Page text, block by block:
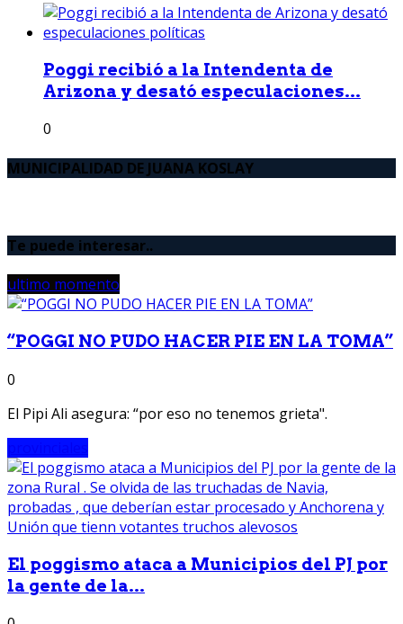
Poggi recibió a la Intendenta de
Arizona y desató especulaciones...
0
MUNICIPALIDAD DE JUANA KOSLAY
Te puede interesar..
ultimo momento
“POGGI NO PUDO HACER PIE EN LA TOMA”
0
El Pipi Ali asegura: “por eso no tenemos grieta".
El poggismo ataca a Municipios del PJ por
la gente de la...